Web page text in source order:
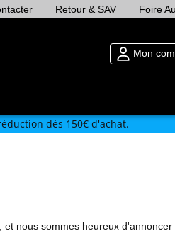
Retour & SAV Foire
Mon
dès 150€ d'achat.
nous sommes heureux